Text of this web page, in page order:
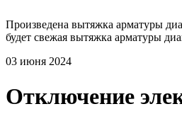
Произведена вытяжка арматуры
будет свежая вытяжка арматуры
03 июня 2024
Отключение